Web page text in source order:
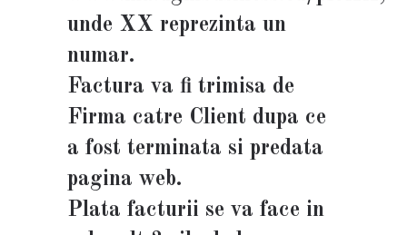
unde XX reprezinta un
numar.
Factura va fi trimisa de
Firma catre Client dupa ce
a fost terminata si predata
pagina web.
Plata facturii se va face in